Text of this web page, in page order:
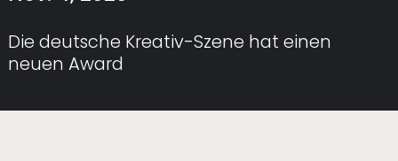
Die deutsche Kreativ-Szene hat einen
neuen Award